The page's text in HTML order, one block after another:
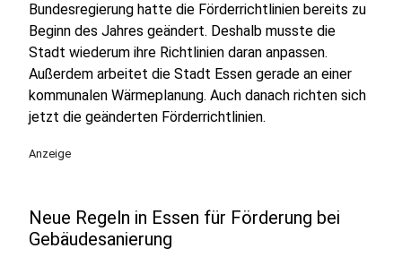
Bundesregierung hatte die Förderrichtlinien bereits zu
Beginn des Jahres geändert. Deshalb musste die
Stadt wiederum ihre Richtlinien daran anpassen.
Außerdem arbeitet die Stadt Essen gerade an einer
kommunalen Wärmeplanung. Auch danach richten sich
jetzt die geänderten Förderrichtlinien.
Anzeige
Neue Regeln in Essen für Förderung bei
Gebäudesanierung